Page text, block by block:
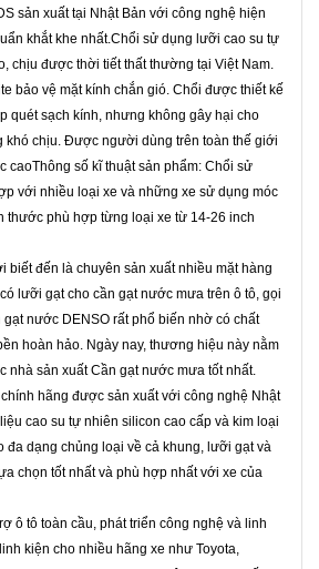
sản xuất tại Nhật Bản với công nghệ hiện
khắt khe nhất.Chổi sử dụng lưỡi cao su tự
chịu được thời tiết thất thường tại Việt Nam.
bảo vệ mặt kính chắn gió. Chổi được thiết kế
quét sạch kính, nhưng không gây hại cho
khó chịu. Được người dùng trên toàn thế giới
caoThông số kĩ thuật sản phẩm: Chổi sử
với nhiều loại xe và những xe sử dụng móc
thước phù hợp từng loại xe từ 14-26 inch
biết đến là chuyên sản xuất nhiều mặt hàng
lưỡi gạt cho cần gạt nước mưa trên ô tô, gọi
nước DENSO rất phổ biến nhờ có chất
hoàn hảo. Ngày nay, thương hiệu này nằm
nhà sản xuất Cần gạt nước mưa tốt nhất.
hãng được sản xuất với công nghệ Nhật
cao su tự nhiên silicon cao cấp và kim loại
đa dạng chủng loại về cả khung, lưỡi gạt và
chọn tốt nhất và phù hợp nhất với xe của
ô tô toàn cầu, phát triển công nghệ và linh
kiện cho nhiều hãng xe như Toyota,